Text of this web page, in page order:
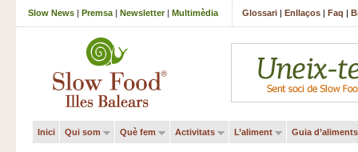
Slow News | Premsa | Newsletter| Multimèdia Glossari | Enllaços | Faq |
Inici Qui som Què fem Activitats L’aliment Guia d’aliments